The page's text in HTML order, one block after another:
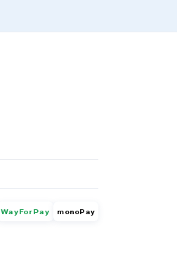
WayForPay monoPay